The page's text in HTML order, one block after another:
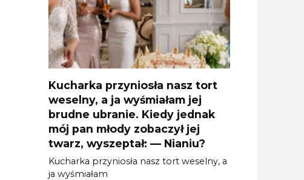
Kucharka przyniosła nasz tort
weselny, a ja wyśmiałam jej
brudne ubranie. Kiedy jednak
mój pan młody zobaczył jej
twarz, wyszeptał: — Nianiu?
Kucharka przyniosła nasz tort weselny, a
ja wyśmiałam